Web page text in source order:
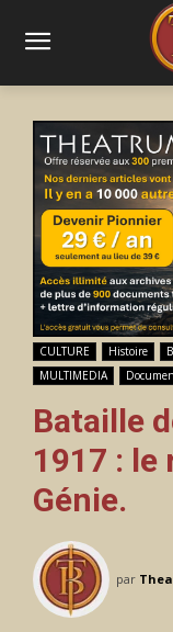
CULTURE Histoire
MULTIMEDIA
Bataille
1917 : le
Génie.
par